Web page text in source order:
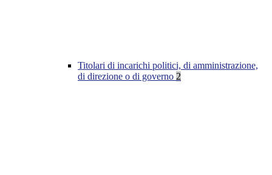
Titolari di incarichi politici, di amministrazione,
di direzione o di governo 2